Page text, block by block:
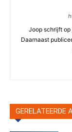
Joop schrijft op
Daarnaast
GERELATEERDE